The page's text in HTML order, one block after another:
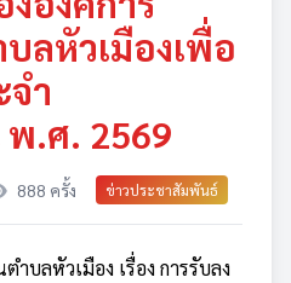
ลหัวเมืองเพื่อ
จำ
.ศ. 2569
888 ครั้ง ข่าวประชาสัมพันธ์
ำบลหัวเมือง เรื่อง การรับลง